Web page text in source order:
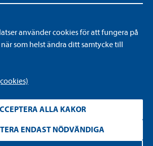
använder cookies för att fungera på
som helst ändra ditt samtycke till
ALLA KAKOR
ENDAST NÖDVÄNDIGA